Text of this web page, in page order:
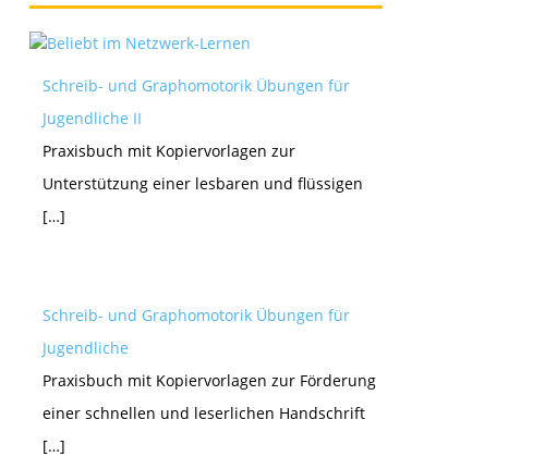
Schreib- und Graphomotorik Übungen für
Jugendliche II
Praxisbuch mit Kopiervorlagen zur
Unterstützung einer lesbaren und flüssigen
[…]
Schreib- und Graphomotorik Übungen für
Jugendliche
Praxisbuch mit Kopiervorlagen zur Förderung
einer schnellen und leserlichen Handschrift
[…]